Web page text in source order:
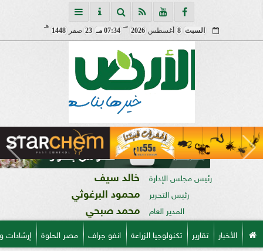
السبت 8 أغسطس 2026
مـ
07:34 مـ 23 صفر 1448
هـ
رئيس مجلس الإدارة خالد سيف
رئيس التحرير محمود البرغوثي
المدير العام محمد صبحي
الأخبار تقارير تكنولوجيا الزراعة انفو جراف مصر الحلوة